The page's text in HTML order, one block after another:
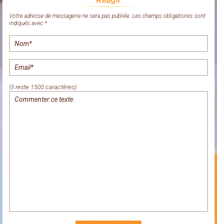
Votre adresse de messagerie ne sera pas publiée. Les champs obligatoires sont
indiqués avec *
(Il reste 1500 caractères)